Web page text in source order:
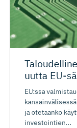
uutta EU-
EU:ssa
ja otetaanko
investointien...